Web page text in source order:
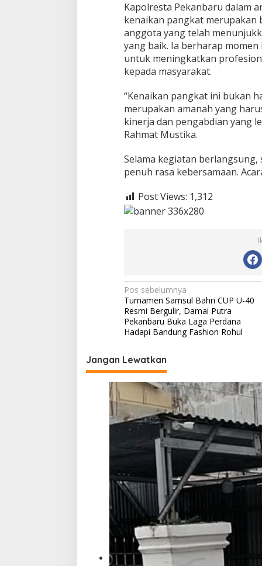
i
k
n
M
o
t
i
a
s
i
u
u
k
e
b
i
d
a
l
a
m
B
g
a
s
Kapolresta Pekanbaru dalam
kenaikan pangkat
anggota yang telah
yang baik. Ia berharap
untuk meningkatkan
kepada masyarakat.
“Kenaikan pangkat ini bukan
merupakan amanah yang
kinerja dan pengabdian yang
Rahmat Mustika.
Selama kegiatan
penuh rasa kebersamaan.
Post Views: 1,312
N
a
v
i
g
a
s
i
p
s
Pos sebelumnya
Turnamen Samsul Bahri CUP U-40
Resmi Bergulir, Damai Putra
Pekanbaru Buka Laga Perdana
Hadapi Bandung Fashion Rohul
Jangan Lewatkan